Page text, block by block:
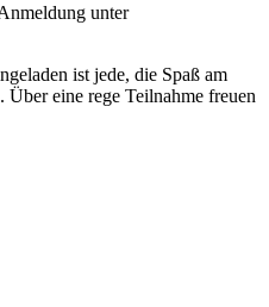
unter
ist jede, die Spaß am
eine rege Teilnahme freuen